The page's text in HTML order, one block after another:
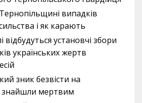
випадків
і як карають
відбудуться установчі збори
українських жертв
зник безвісти на
знайшли мертвим